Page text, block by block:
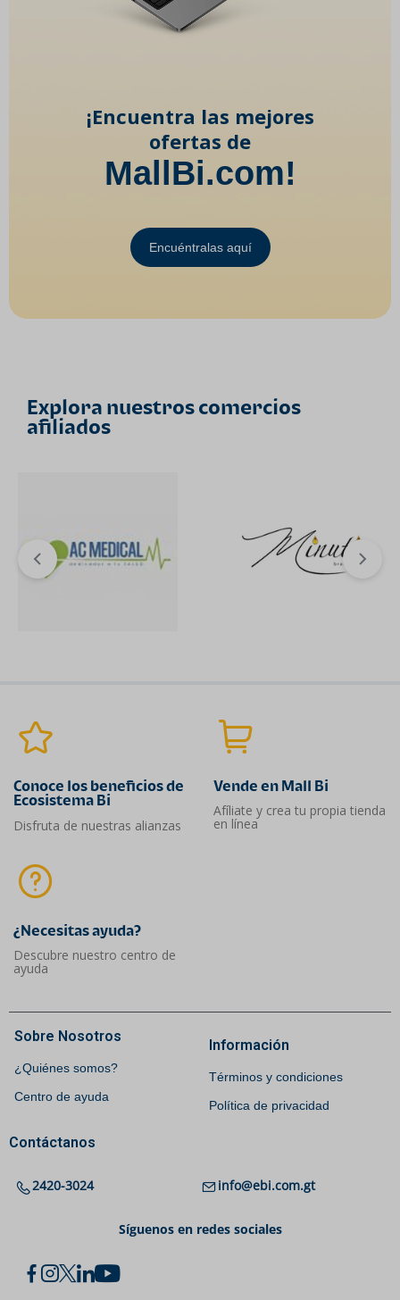
¡Encuentra las mejores
ofertas de
MallBi.com!
Encuéntralas aquí
Explora nuestros comercios
afiliados
Conoce los beneficios de
Ecosistema Bi
Disfruta de nuestras alianzas
Vende en Mall Bi
Afíliate y crea tu propia tienda
en línea
¿Necesitas ayuda?​
Descubre nuestro centro de
ayuda
Sobre Nosotros
¿Quiénes somos?
Centro de ayuda
Información
Términos y condiciones
Política de privacidad
Contáctanos
2420-3024 info@ebi.com.gt
Síguenos en redes sociales